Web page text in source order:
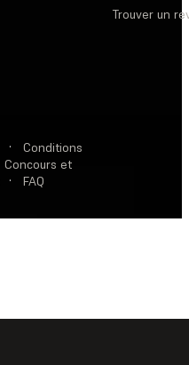
Trouver un
·
Conditions
Concours et
· FAQ